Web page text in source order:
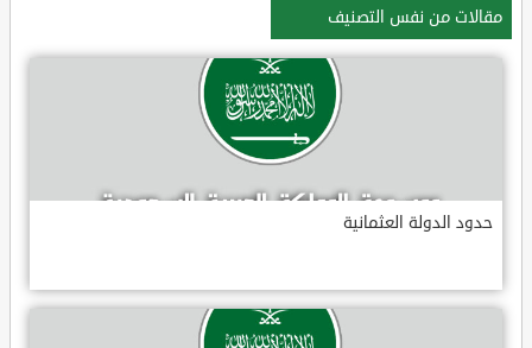
مقالات من نفس التصنيف
حدود الدولة العثمانية